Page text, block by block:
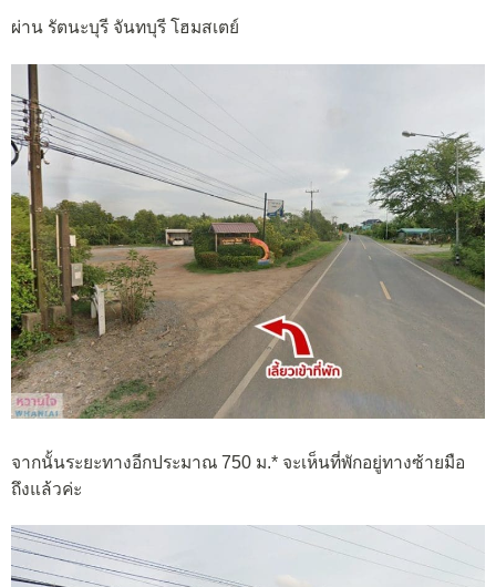
ผ่าน รัตนะบุรี จันทบุรี โฮมสเตย์
จากนั้นระยะทางอีกประมาณ 750 ม.* จะเห็นที่พักอยู่ทางซ้ายมือ
ถึงแล้วค่ะ